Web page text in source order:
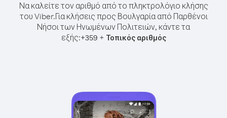
Να καλείτε τον αριθμό από το πληκτρολόγιο κλήσης
του Viber.Για κλήσεις προς Βουλγαρία από Παρθένοι
Νήσοι των Ηνωμένων Πολιτειών, κάντε τα
εξής:+359 + Τοπικός αριθμός